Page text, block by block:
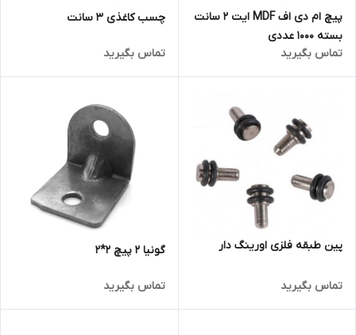
پیچ ام دی اف MDF ایت 2 سانت
بسته 1000 عددی
تماس بگیرید
چسب کاغذی 3 سانت
تماس بگیرید
پین طبقه فلزی اورینگ دار
تماس بگیرید
گونیا 2 پیچ 2*2
تماس بگیرید